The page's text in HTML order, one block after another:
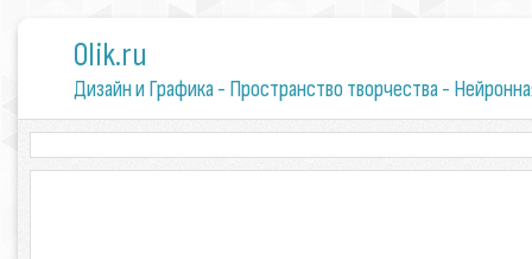
0lik.ru
Дизайн и Графика - Пространство творчества -